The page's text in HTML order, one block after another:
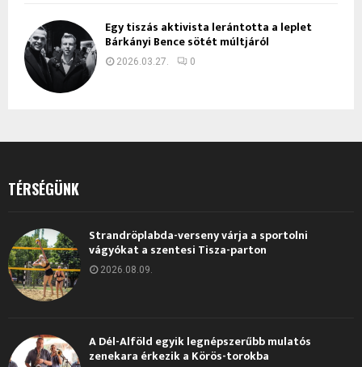
Egy tiszás aktivista lerántotta a leplet
Bárkányi Bence sötét múltjáról
2026.03.27. 0
TÉRSÉGÜNK
Strandröplabda-verseny várja a sportolni
vágyókat a szentesi Tisza-parton
2026.08.09.
A Dél-Alföld egyik legnépszerűbb mulatós
zenekara érkezik a Körös-torokba